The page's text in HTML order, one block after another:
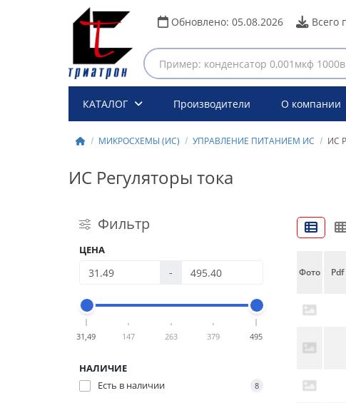
Обновлено: 05.08.2026 Всего
КАТАЛОГ Производители О компании
МИКРОСХЕМЫ (ИС) УПРАВЛЕНИЕ ПИТАНИЕМ ИС ИС
ИС Регуляторы тока
Фильтр
ЦЕНА
-
31,49 147 263 379 495
НАЛИЧИЕ
Есть в наличии
8
Фото Pdf